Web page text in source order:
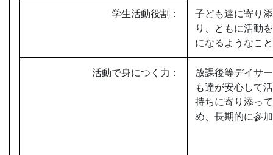
学生活動役割：
子ども達に寄り
り、ともに活動
になるようなこ
活動で身につく力：
放課後等デイサ
も達が安心して
持ちに寄り添っ
め、長期的に参